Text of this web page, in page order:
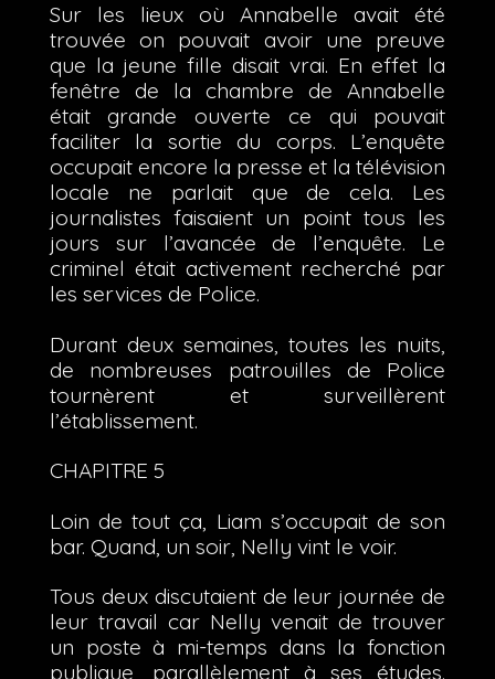
Sur les lieux où Annabelle avait été
trouvée on pouvait avoir une preuve
que la jeune fille disait vrai. En effet la
fenêtre de la chambre de Annabelle
était grande ouverte ce qui pouvait
faciliter la sortie du corps. L’enquête
occupait encore la presse et la télévision
locale ne parlait que de cela. Les
journalistes faisaient un point tous les
jours sur l’avancée de l’enquête. Le
criminel était activement recherché par
les services de Police.
Durant deux semaines, toutes les nuits,
de nombreuses patrouilles de Police
tournèrent et surveillèrent
l’établissement.
CHAPITRE 5
Loin de tout ça, Liam s’occupait de son
bar. Quand, un soir, Nelly vint le voir.
Tous deux discutaient de leur journée de
leur travail car Nelly venait de trouver
un poste à mi-temps dans la fonction
publique, parallèlement à ses études.